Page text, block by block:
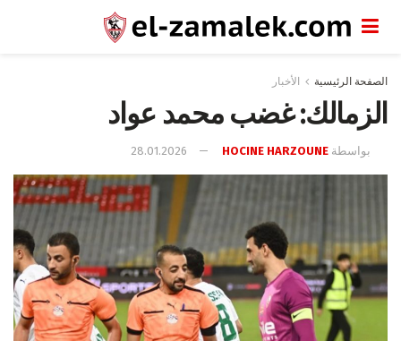
الصفحة الرئيسية الأخبار
الزمالك: غضب محمد عواد
بواسطة HOCINE HARZOUNE
28.01.2026